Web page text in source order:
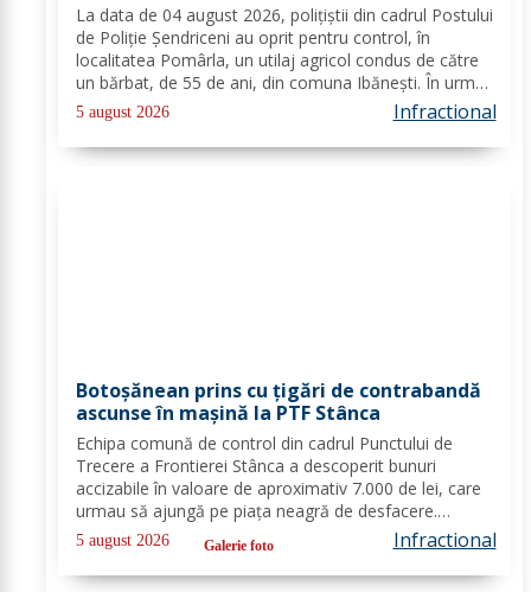
La data de 04 august 2026, polițiștii din cadrul Postului
de Poliție Șendriceni au oprit pentru control, în
localitatea Pomârla, un utilaj agricol condus de către
un bărbat, de 55 de ani, din comuna Ibănești. În urma
verificărilor efectuate de către polițiști, s-a constatat
faptul că acesta...
5 august 2026 Infractional
Botoșănean prins cu țigări de contrabandă
ascunse în mașină la PTF Stânca
Echipa comună de control din cadrul Punctului de
Trecere a Frontierei Stânca a descoperit bunuri
accizabile în valoare de aproximativ 7.000 de lei, care
urmau să ajungă pe piaţa neagră de desfacere.
Conform prevederilor legale, persoana a fost
sancționată contravențional cu amendă în valoare
de...
5 august 2026 Galerie foto Infractional